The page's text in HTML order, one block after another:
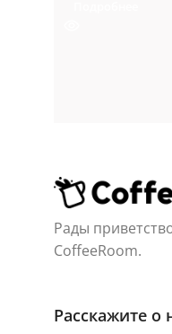
Рады
CoffeeRoom.
Расскажите о